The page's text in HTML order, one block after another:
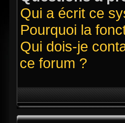
Qui a écrit ce
Pourquoi la
Qui dois-je
ce forum ?